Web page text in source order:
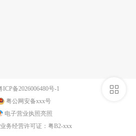
ICP备2026006480号-1
粤公网安备xxx号
电子营业执照亮照
务经营许可证：粤B2-xxx